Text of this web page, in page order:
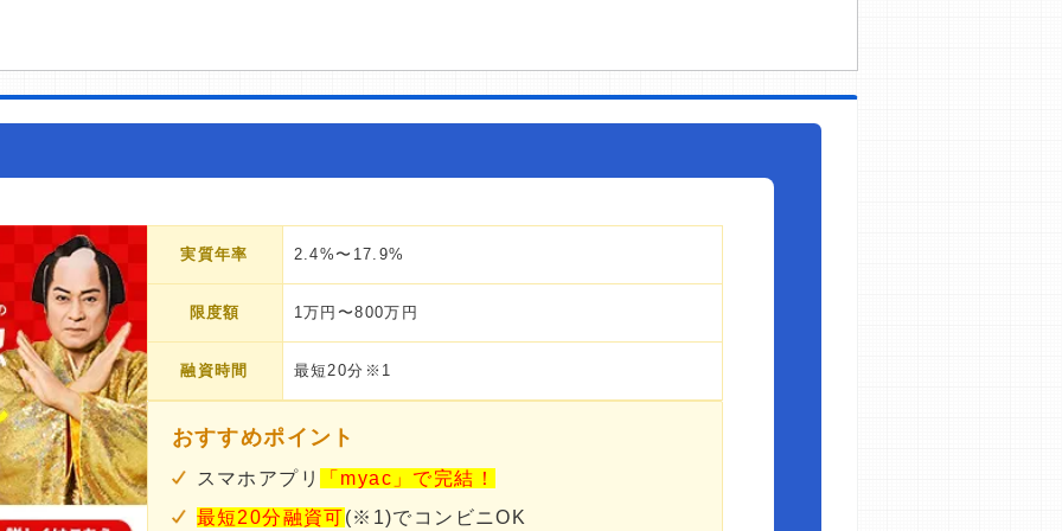
実質年率 2.4%〜17.9%
限度額 1万円〜800万円
融資時間 最短20分※1
おすすめポイント
スマホアプリ
「myac」で完結！
最短20分融資可(※1)でコンビニOK